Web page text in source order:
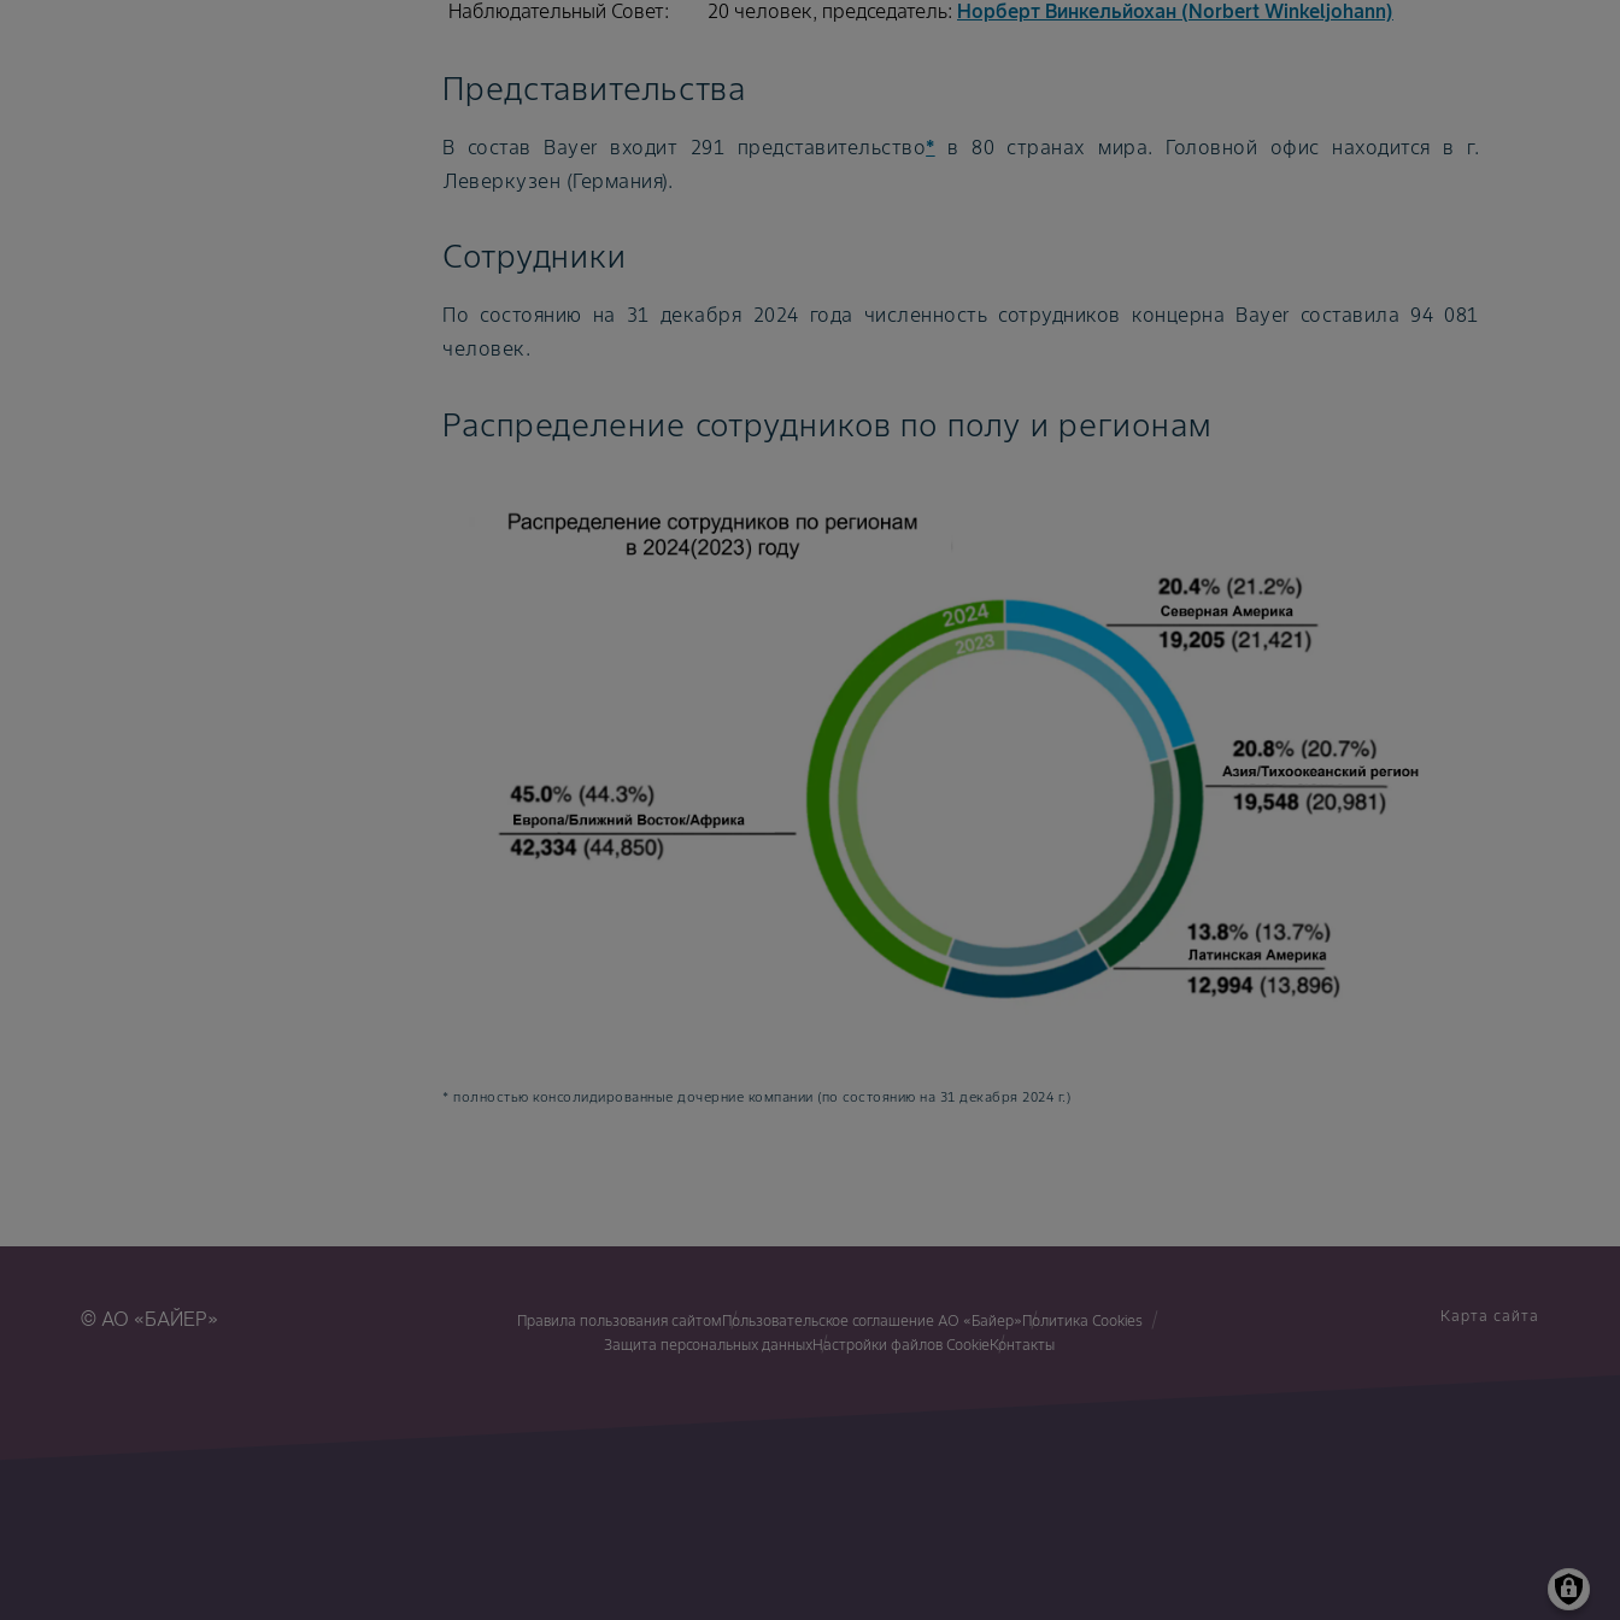
Наблюдательный Совет:
20 человек, председатель: Норберт Винкельйохан (Norbert Winkeljohann)
Представительства
В состав Bayer входит 291 представительство* в 80 странах мира. Головной офис находится в г.
Леверкузен (Германия).
Сотрудники
По состоянию на 31 декабря 2024 года численность сотрудников концерна Bayer составила 94 081
человек.
Распределение сотрудников по полу и регионам
* полностью консолидированные дочерние компании (по состоянию на 31 декабря 2024 г.)
© АО «БАЙЕР» Правила пользования сайтомПользовательское соглашение АО «Байер»Политика Cookies
Защита персональных данныхНастройки файлов CookieКонтакты
Карта сайта